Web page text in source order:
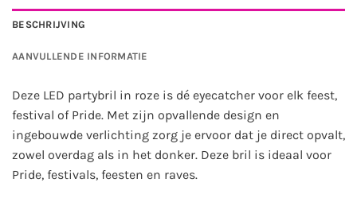
BESCHRIJVING
AANVULLENDE INFORMATIE
Deze LED partybril in roze is dé eyecatcher voor elk feest,
festival of Pride. Met zijn opvallende design en
ingebouwde verlichting zorg je ervoor dat je direct opvalt,
zowel overdag als in het donker. Deze bril is ideaal voor
Pride, festivals, feesten en raves.